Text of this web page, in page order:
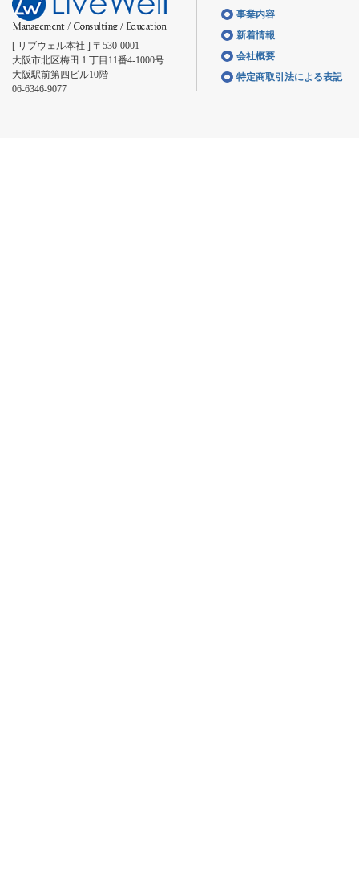
[ リブウェル本社 ] 〒530-0001
大阪市北区梅田 1 丁目11番4-1000号
大阪駅前第四ビル10階
06-6346-9077
事業内容
新着情報
会社概要
特定商取引法による表記